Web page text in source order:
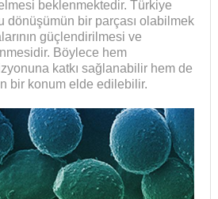
beklenmektedir. Türkiye
dönüşümün bir parçası olabilmek
güçlendirilmesi ve
Böylece hem
katkı sağlanabilir hem de
bir konum elde edilebilir.